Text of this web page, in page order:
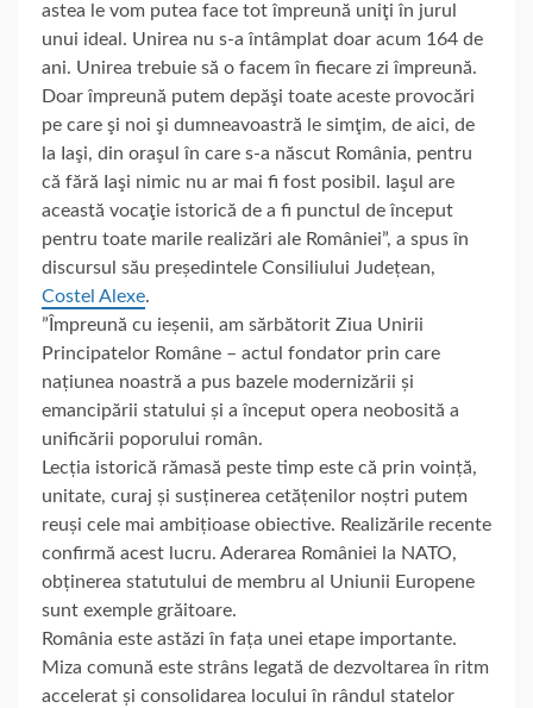
astea le vom putea face tot împreună uniţi în jurul
unui ideal. Unirea nu s-a întâmplat doar acum 164 de
ani. Unirea trebuie să o facem în fiecare zi împreună.
Doar împreună putem depăşi toate aceste provocări
pe care şi noi şi dumneavoastră le simţim, de aici, de
la Iaşi, din oraşul în care s-a născut România, pentru
că fără Iaşi nimic nu ar mai fi fost posibil. Iaşul are
această vocaţie istorică de a fi punctul de început
pentru toate marile realizări ale României”, a spus în
discursul său președintele Consiliului Județean,
Costel Alexe.
”Împreună cu ieșenii, am sărbătorit Ziua Unirii
Principatelor Române – actul fondator prin care
națiunea noastră a pus bazele modernizării și
emancipării statului și a început opera neobosită a
unificării poporului român.
Lecția istorică rămasă peste timp este că prin voință,
unitate, curaj și susținerea cetățenilor noștri putem
reuși cele mai ambițioase obiective. Realizările recente
confirmă acest lucru. Aderarea României la NATO,
obținerea statutului de membru al Uniunii Europene
sunt exemple grăitoare.
România este astăzi în fața unei etape importante.
Miza comună este strâns legată de dezvoltarea în ritm
accelerat și consolidarea locului în rândul statelor